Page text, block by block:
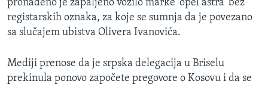
pronađeno je zapaljeno vozilo marke 'opel astra' bez
registarskih oznaka, za koje se sumnja da je povezano
sa slučajem ubistva Olivera Ivanovića.
Mediji prenose da je srpska delegacija u Briselu
prekinula ponovo započete pregovore o Kosovu i da se